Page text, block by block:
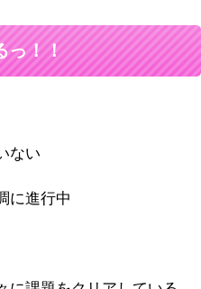
っ！！
ない
に進行中